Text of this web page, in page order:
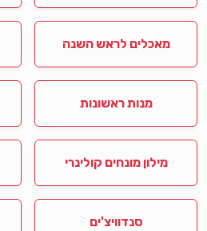
מאכלים לראש השנה
מנות ראשונות
מילון מונחים קולינרי
סנדוויצ'ים